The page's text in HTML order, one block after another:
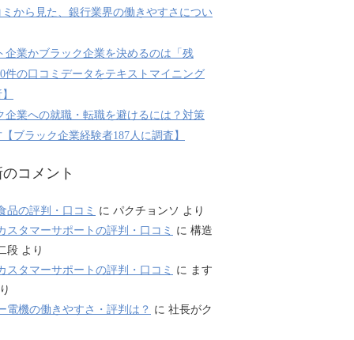
から見た、銀行業界の働きやすさについ
企業かブラック企業を決めるのは「残
件の口コミデータをテキストマイニング
企業への就職・転職を避けるには？対策
ブラック企業経験者187人に調査】
コメント
品の評判・口コミ に パクチョンソ より
スタマーサポートの評判・口コミ に 構造
段 より
スタマーサポートの評判・口コミ に ます
電機の働きやすさ・評判は？ に 社長がク